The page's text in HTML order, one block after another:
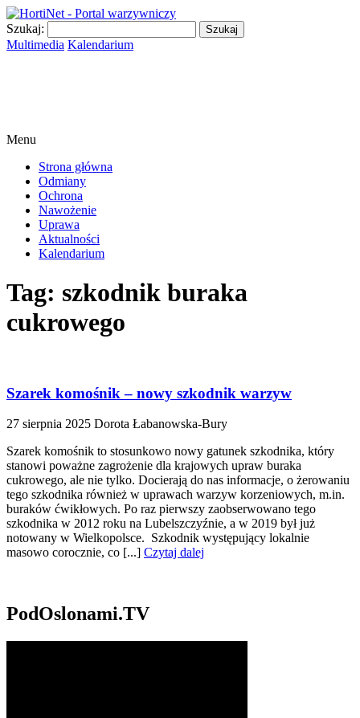
Szukaj:
Multimedia Kalendarium
Menu
Strona główna
Odmiany
Ochrona
Nawożenie
Uprawa
Aktualności
Kalendarium
Tag: szkodnik buraka
cukrowego
Szarek komośnik – nowy szkodnik warzyw
27 sierpnia 2025 Dorota Łabanowska-Bury
Szarek komośnik to stosunkowo nowy gatunek szkodnika, który
stanowi poważne zagrożenie dla krajowych upraw buraka
cukrowego, ale nie tylko. Docierają do nas informacje, o żerowaniu
tego szkodnika również w uprawach warzyw korzeniowych, m.in.
buraków ćwikłowych. Po raz pierwszy zaobserwowano tego
szkodnika w 2012 roku na Lubelszczyźnie, a w 2019 był już
notowany w Wielkopolsce. Szkodnik występujący lokalnie
masowo corocznie, co [...] Czytaj dalej
PodOslonami.TV